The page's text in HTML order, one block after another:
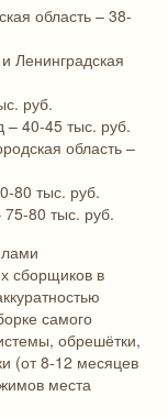
область – 38-
Ленинградская
руб.
– 40-45 тыс. руб.
область –
80 тыс. руб.
75-80 тыс. руб.
сборщиков в
самого
обрешётки,
(от 8-12 месяцев
места